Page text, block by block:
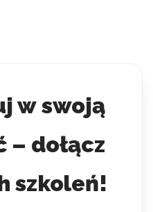
w swoją
– dołącz
szkoleń!